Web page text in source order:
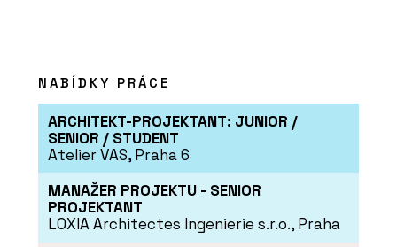
PRODUKTY
Vypínače a zásuvky DECENTE - OBZOR
NABÍDKY PRÁCE
ARCHITEKT-PROJEKTANT: JUNIOR /
SENIOR / STUDENT
Atelier VAS, Praha 6
MANAŽER PROJEKTU - SENIOR
PROJEKTANT
LOXIA Architectes Ingenierie s.r.o., Praha